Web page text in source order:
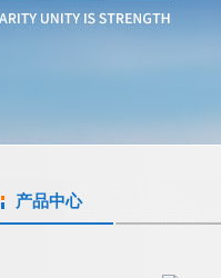
产品中心